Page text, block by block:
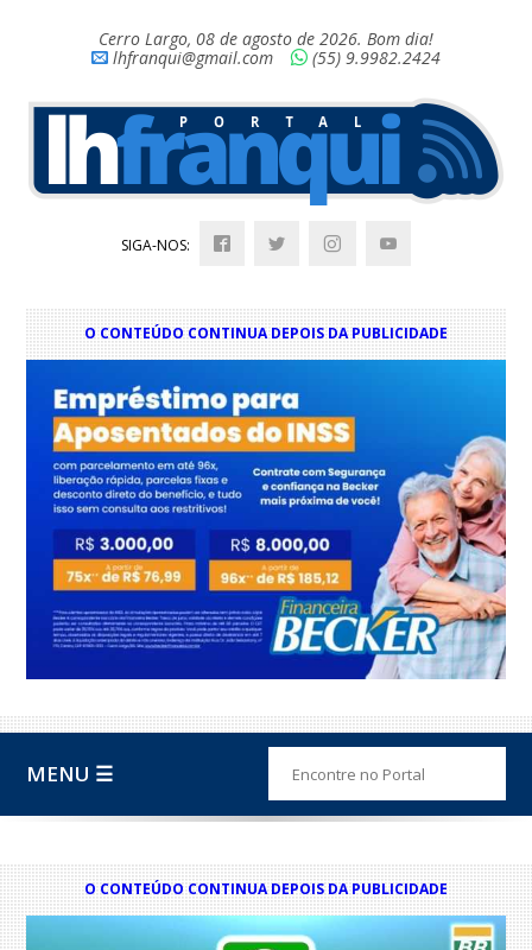
Cerro Largo, 08 de agosto de 2026. Bom dia!
lhfranqui@gmail.com
(55) 9.9982.2424
SIGA-NOS:
O CONTEÚDO CONTINUA DEPOIS DA PUBLICIDADE
MENU ☰
O CONTEÚDO CONTINUA DEPOIS DA PUBLICIDADE